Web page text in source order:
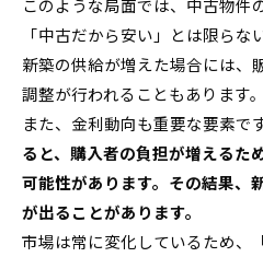
このような局面では、中古物件
「中古だから安い」とは限らな
新築の供給が増えた場合には、
調整が行われることもあります。
また、金利動向も重要な要素です
ると、購入者の負担が増えるた
可能性があります。その結果、
が出ることがあります。
市場は常に変化しているため、